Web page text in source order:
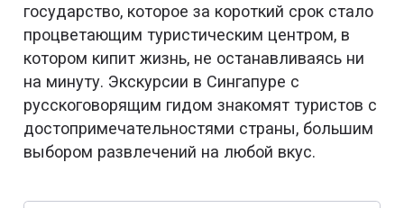
государство, которое за короткий срок стало
процветающим туристическим центром, в
котором кипит жизнь, не останавливаясь ни
на минуту. Экскурсии в Сингапуре с
русскоговорящим гидом знакомят туристов с
достопримечательностями страны, большим
выбором развлечений на любой вкус.